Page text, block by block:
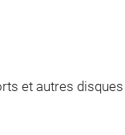
et autres